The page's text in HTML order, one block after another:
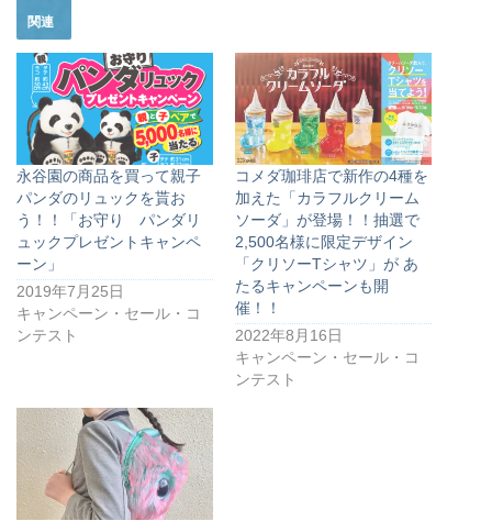
関連
永谷園の商品を買って親子
パンダのリュックを貰お
う！！「お守り パンダリ
ュックプレゼントキャンペ
ーン」
2019年7月25日
キャンペーン・セール・コ
ンテスト
コメダ珈琲店で新作の4種を
加えた「カラフルクリーム
ソーダ」が登場！！抽選で
2,500名様に限定デザイン
「クリソーTシャツ」が あ
たるキャンペーンも開
催！！
2022年8月16日
キャンペーン・セール・コ
ンテスト